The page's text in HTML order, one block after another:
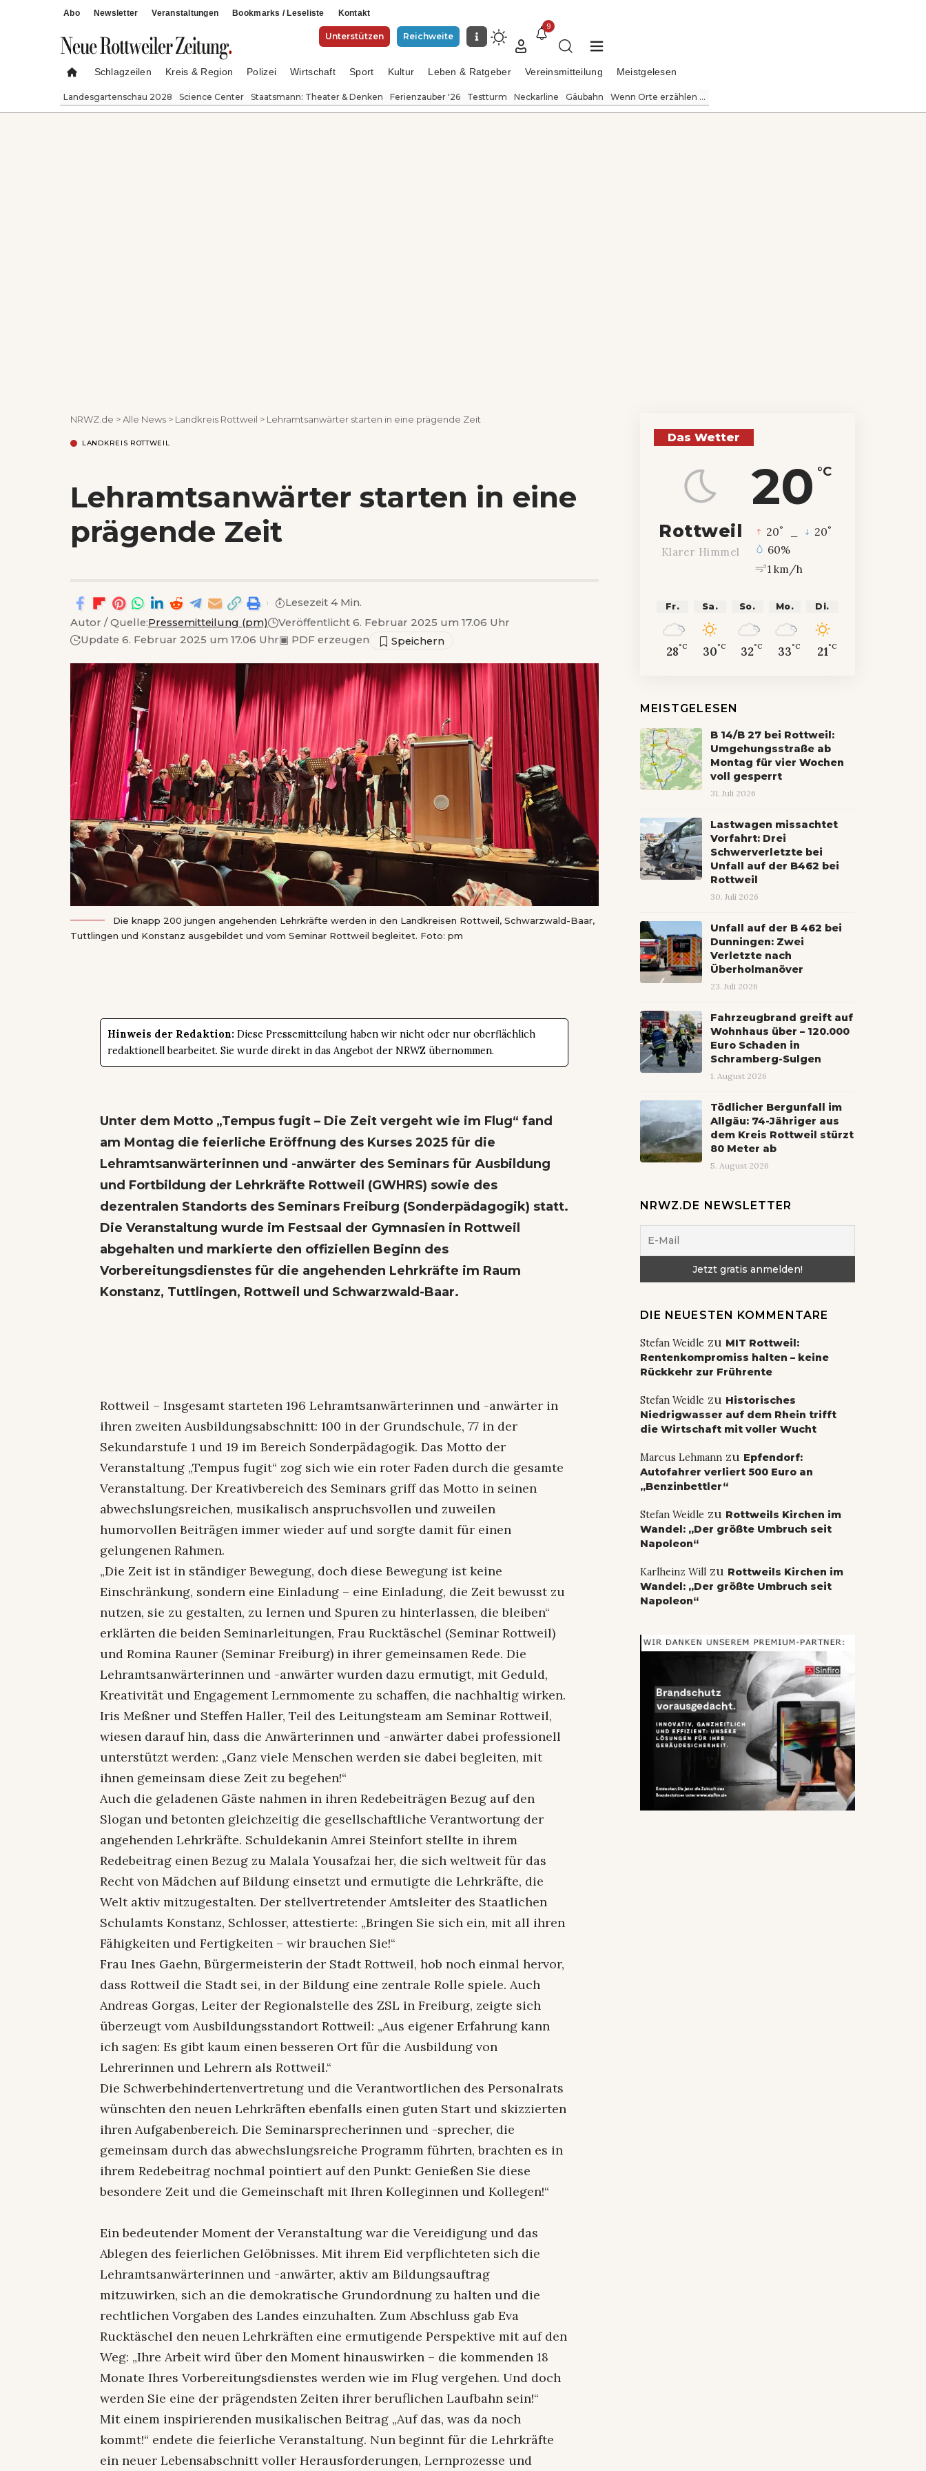
Abo Newsletter Veranstaltungen Bookmarks / Leseliste Kontakt
Unterstützen Reichweite
9
Schlagzeilen Kreis & Region Polizei Wirtschaft Sport Kultur Leben & Ratgeber Vereinsmitteilung Meistgelesen
Landesgartenschau 2028 Science Center Staatsmann: Theater & Denken Ferienzauber '26 Testturm Neckarline Gäubahn Wenn Orte erzählen ...
NRWZ.de >Alle News > Landkreis Rottweil > Lehramtsanwärter starten in eine prägende Zeit
LANDKREIS ROTTWEIL
Lehramtsanwärter starten in eine
prägende Zeit
Autor / Quelle:Pressemitteilung (pm)
Veröffentlicht 6. Februar 2025 um 17.06 Uhr
Update 6. Februar 2025 um 17.06 Uhr▣ PDF erzeugen
Lesezeit 4 Min.
Die knapp 200 jungen angehenden Lehrkräfte werden in den Landkreisen Rottweil, Schwarzwald-Baar,
Tuttlingen und Konstanz ausgebildet und vom Seminar Rottweil begleitet. Foto: pm
Hinweis der Redaktion: Diese Pressemitteilung haben wir nicht oder nur oberflächlich
redaktionell bearbeitet. Sie wurde direkt in das Angebot der NRWZ übernommen.
Unter dem Motto „Tempus fugit – Die Zeit vergeht wie im Flug“ fand
am Montag die feierliche Eröffnung des Kurses 2025 für die
Lehramtsanwärterinnen und -anwärter des Seminars für Ausbildung
und Fortbildung der Lehrkräfte Rottweil (GWHRS) sowie des
dezentralen Standorts des Seminars Freiburg (Sonderpädagogik) statt.
Die Veranstaltung wurde im Festsaal der Gymnasien in Rottweil
abgehalten und markierte den offiziellen Beginn des
Vorbereitungsdienstes für die angehenden Lehrkräfte im Raum
Konstanz, Tuttlingen, Rottweil und Schwarzwald-Baar.
Rottweil – Insgesamt starteten 196 Lehramtsanwärterinnen und -anwärter in
ihren zweiten Ausbildungsabschnitt: 100 in der Grundschule, 77 in der
Sekundarstufe 1 und 19 im Bereich Sonderpädagogik. Das Motto der
Veranstaltung „Tempus fugit“ zog sich wie ein roter Faden durch die gesamte
Veranstaltung. Der Kreativbereich des Seminars griff das Motto in seinen
abwechslungsreichen, musikalisch anspruchsvollen und zuweilen
humorvollen Beiträgen immer wieder auf und sorgte damit für einen
gelungenen Rahmen.
„Die Zeit ist in ständiger Bewegung, doch diese Bewegung ist keine
Einschränkung, sondern eine Einladung – eine Einladung, die Zeit bewusst zu
nutzen, sie zu gestalten, zu lernen und Spuren zu hinterlassen, die bleiben“
erklärten die beiden Seminarleitungen, Frau Rucktäschel (Seminar Rottweil)
und Romina Rauner (Seminar Freiburg) in ihrer gemeinsamen Rede. Die
Lehramtsanwärterinnen und -anwärter wurden dazu ermutigt, mit Geduld,
Kreativität und Engagement Lernmomente zu schaffen, die nachhaltig wirken.
Iris Meßner und Steffen Haller, Teil des Leitungsteam am Seminar Rottweil,
wiesen darauf hin, dass die Anwärterinnen und -anwärter dabei professionell
unterstützt werden: „Ganz viele Menschen werden sie dabei begleiten, mit
ihnen gemeinsam diese Zeit zu begehen!“
Auch die geladenen Gäste nahmen in ihren Redebeiträgen Bezug auf den
Slogan und betonten gleichzeitig die gesellschaftliche Verantwortung der
angehenden Lehrkräfte. Schuldekanin Amrei Steinfort stellte in ihrem
Redebeitrag einen Bezug zu Malala Yousafzai her, die sich weltweit für das
Recht von Mädchen auf Bildung einsetzt und ermutigte die Lehrkräfte, die
Welt aktiv mitzugestalten. Der stellvertretender Amtsleiter des Staatlichen
Schulamts Konstanz, Schlosser, attestierte: „Bringen Sie sich ein, mit all ihren
Fähigkeiten und Fertigkeiten – wir brauchen Sie!“
Frau Ines Gaehn, Bürgermeisterin der Stadt Rottweil, hob noch einmal hervor,
dass Rottweil die Stadt sei, in der Bildung eine zentrale Rolle spiele. Auch
Andreas Gorgas, Leiter der Regionalstelle des ZSL in Freiburg, zeigte sich
überzeugt vom Ausbildungsstandort Rottweil: „Aus eigener Erfahrung kann
ich sagen: Es gibt kaum einen besseren Ort für die Ausbildung von
Lehrerinnen und Lehrern als Rottweil.“
Die Schwerbehindertenvertretung und die Verantwortlichen des Personalrats
wünschten den neuen Lehrkräften ebenfalls einen guten Start und skizzierten
ihren Aufgabenbereich. Die Seminarsprecherinnen und -sprecher, die
gemeinsam durch das abwechslungsreiche Programm führten, brachten es in
ihrem Redebeitrag nochmal pointiert auf den Punkt: Genießen Sie diese
besondere Zeit und die Gemeinschaft mit Ihren Kolleginnen und Kollegen!“
Ein bedeutender Moment der Veranstaltung war die Vereidigung und das
Ablegen des feierlichen Gelöbnisses. Mit ihrem Eid verpflichteten sich die
Lehramtsanwärterinnen und -anwärter, aktiv am Bildungsauftrag
mitzuwirken, sich an die demokratische Grundordnung zu halten und die
rechtlichen Vorgaben des Landes einzuhalten. Zum Abschluss gab Eva
Rucktäschel den neuen Lehrkräften eine ermutigende Perspektive mit auf den
Weg: „Ihre Arbeit wird über den Moment hinauswirken – die kommenden 18
Monate Ihres Vorbereitungsdienstes werden wie im Flug vergehen. Und doch
werden Sie eine der prägendsten Zeiten ihrer beruflichen Laufbahn sein!“
Mit einem inspirierenden musikalischen Beitrag „Auf das, was da noch
kommt!“ endete die feierliche Veranstaltung. Nun beginnt für die Lehrkräfte
ein neuer Lebensabschnitt voller Herausforderungen, Lernprozesse und
Das Wetter
20 °C
Rottweil
Klarer Himmel
20° 20°
60%
1 km/h
Fr.
28°C
Sa.
30°C
So.
32°C
Mo.
33°C
Di.
21°C
MEISTGELESEN
B 14/B 27 bei Rottweil:
Umgehungsstraße ab
Montag für vier Wochen
voll gesperrt
31. Juli 2026
Lastwagen missachtet
Vorfahrt: Drei
Schwerverletzte bei
Unfall auf der B462 bei
Rottweil
30. Juli 2026
Unfall auf der B 462 bei
Dunningen: Zwei
Verletzte nach
Überholmanöver
23. Juli 2026
Fahrzeugbrand greift auf
Wohnhaus über – 120.000
Euro Schaden in
Schramberg-Sulgen
1. August 2026
Tödlicher Bergunfall im
Allgäu: 74-Jähriger aus
dem Kreis Rottweil stürzt
80 Meter ab
5. August 2026
NRWZ.DE NEWSLETTER
DIE NEUESTEN KOMMENTARE
Stefan Weidle zu MIT Rottweil:
Rentenkompromiss halten – keine
Rückkehr zur Frührente
Stefan Weidle zu Historisches
Niedrigwasser auf dem Rhein trifft
die Wirtschaft mit voller Wucht
Marcus Lehmannzu Epfendorf:
Autofahrer verliert 500 Euro an
„Benzinbettler“
Stefan Weidle zu Rottweils Kirchen im
Wandel: „Der größte Umbruch seit
Napoleon“
Karlheinz Willzu Rottweils Kirchen im
Wandel: „Der größte Umbruch seit
Napoleon“